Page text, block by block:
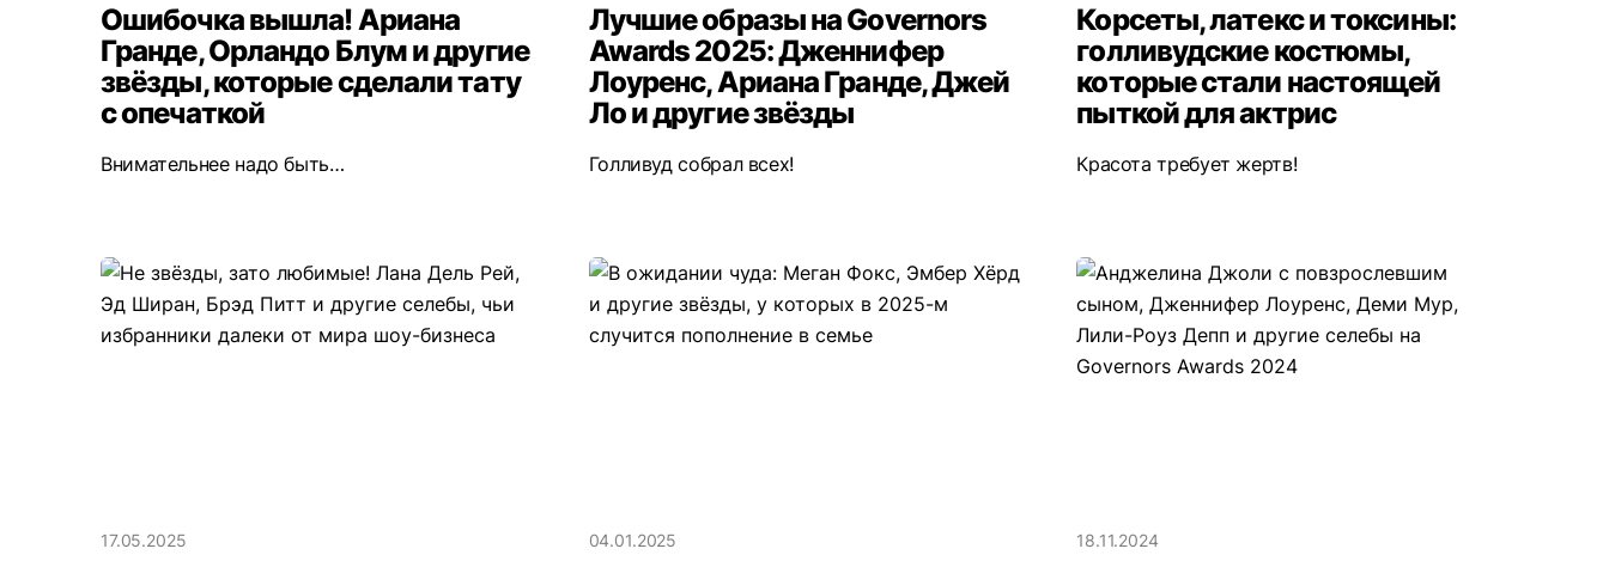
Ошибочка вышла! Ариана
Гранде, Орландо Блум и другие
звёзды, которые сделали тату
с опечаткой
Внимательнее надо быть…
Лучшие образы на Governors
Awards 2025: Дженнифер
Лоуренс, Ариана Гранде, Джей
Ло и другие звёзды
Голливуд собрал всех!
Корсеты, латекс и токсины:
голливудские костюмы,
которые стали настоящей
пыткой для актрис
Красота требует жертв!
17.05.2025 04.01.2025 18.11.2024